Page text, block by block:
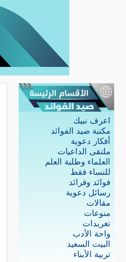
اعرف نبيك
مكتبة صيد الفوائد
أفكار دعوية
ملتقى الداعيات
العلماء وطلبة العلم
للنساء فقط
فوائد وفرائد
رسائل دعوية
مقالات
منوعات
تغريدات
واحة الأدب
البيت السعيد
تربية الأبناء